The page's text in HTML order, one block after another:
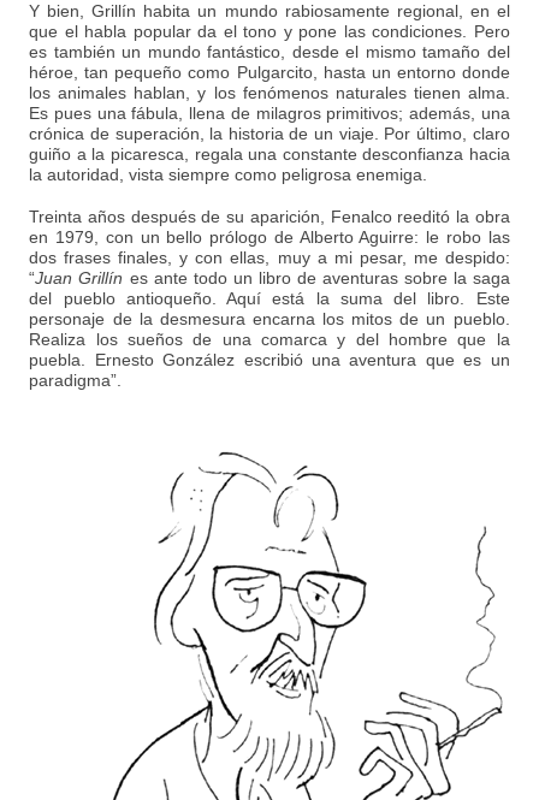
Y bien, Grillín habita un mundo rabiosamente regional, en el
que el habla popular da el tono y pone las condiciones. Pero
es también un mundo fantástico, desde el mismo tamaño del
héroe, tan pequeño como Pulgarcito, hasta un entorno donde
los animales hablan, y los fenómenos naturales tienen alma.
Es pues una fábula, llena de milagros primitivos; además, una
crónica de superación, la historia de un viaje. Por último, claro
guiño a la picaresca, regala una constante desconfianza hacia
la autoridad, vista siempre como peligrosa enemiga.
Treinta años después de su aparición, Fenalco reeditó la obra
en 1979, con un bello prólogo de Alberto Aguirre: le robo las
dos frases finales, y con ellas, muy a mi pesar, me despido:
“Juan Grillín es ante todo un libro de aventuras sobre la saga
del pueblo antioqueño. Aquí está la suma del libro. Este
personaje de la desmesura encarna los mitos de un pueblo.
Realiza los sueños de una comarca y del hombre que la
puebla. Ernesto González escribió una aventura que es un
paradigma”.